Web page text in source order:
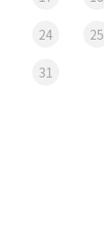
24 25
31